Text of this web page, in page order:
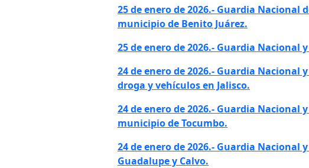
25 de enero de 2026.- Guardia
municipio de Benito Juárez.
25 de enero de 2026.- Guardia
24 de enero de 2026.- Guardia
droga y vehículos en Jalisco.
24 de enero de 2026.- Guardia
municipio de Tocumbo.
24 de enero de 2026.- Guardia
Guadalupe y Calvo.